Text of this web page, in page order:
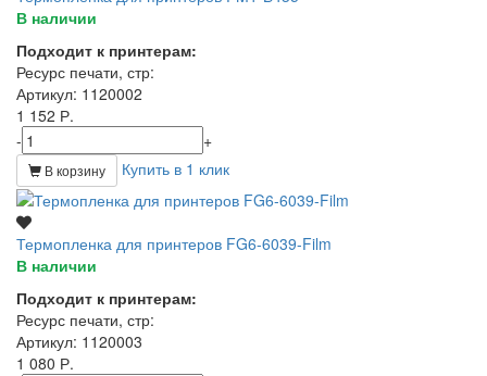
В наличии
Подходит к принтерам:
Ресурс печати, стр:
Артикул: 1120002
1 152 Р.
-
+
В корзину Купить в 1 клик
Термопленка для принтеров FG6-6039-Film
В наличии
Подходит к принтерам:
Ресурс печати, стр:
Артикул: 1120003
1 080 Р.